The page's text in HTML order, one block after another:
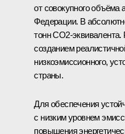
от совокупного объёма
Федерации. В
тонн СО2-эквивалента.
созданием
низкоэмиссионного,
страны.
Для обеспечения
с низким уровнем
повышения